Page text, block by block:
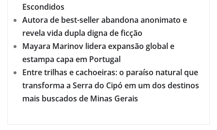
Escondidos
Autora de best-seller abandona anonimato e
revela vida dupla digna de ficção
Mayara Marinov lidera expansão global e
estampa capa em Portugal
Entre trilhas e cachoeiras: o paraíso natural que
transforma a Serra do Cipó em um dos destinos
mais buscados de Minas Gerais